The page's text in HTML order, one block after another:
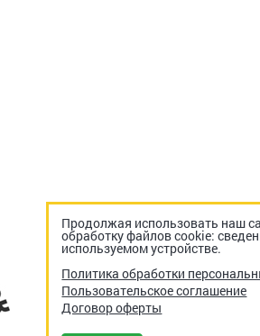
Акции
Снеки в
Продолжая использовать наш
обработку файлов cookie:
используемом устройстве.
Политика обработки
Пользовательское соглашение
Договор оферты